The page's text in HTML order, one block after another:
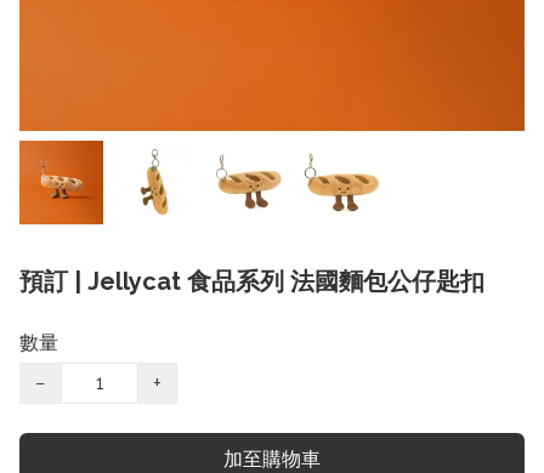
預訂 | Jellycat 食品系列 法國麵包公仔匙扣
數量
−
+
加至購物車